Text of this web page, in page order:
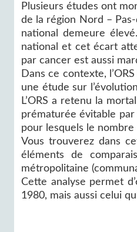
Plusieurs études ont
de la région Nord –
national demeure
national et cet écart
par cancer est aussi
Dans ce contexte,
une étude sur
L’ORS a retenu la
prématurée évitable
pour lesquels le
Vous trouverez dans
éléments de
métropolitaine
Cette analyse permet
1980, mais aussi celui